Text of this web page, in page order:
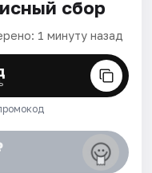
сбор
1 минуту назад